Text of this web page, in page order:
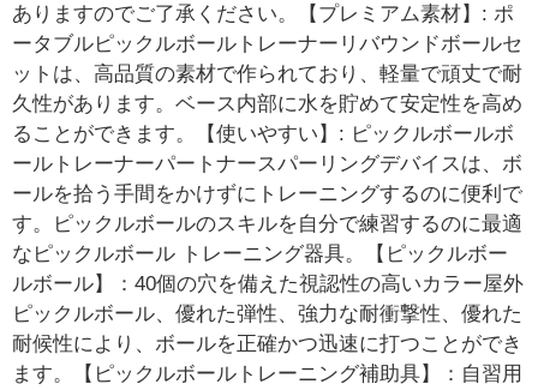
ありますのでご了承ください。【プレミアム素材】: ポ
ータブルピックルボールトレーナーリバウンドボールセ
ットは、高品質の素材で作られており、軽量で頑丈で耐
久性があります。ベース内部に水を貯めて安定性を高め
ることができます。【使いやすい】: ピックルボールボ
ールトレーナーパートナースパーリングデバイスは、ボ
ールを拾う手間をかけずにトレーニングするのに便利で
す。ピックルボールのスキルを自分で練習するのに最適
なピックルボール トレーニング器具。【ピックルボー
ルボール】：40個の穴を備えた視認性の高いカラー屋外
ピックルボール、優れた弾性、強力な耐衝撃性、優れた
耐候性により、ボールを正確かつ迅速に打つことができ
ます。【ピックルボールトレーニング補助具】：自習用